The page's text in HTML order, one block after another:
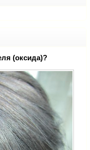
(оксида)?